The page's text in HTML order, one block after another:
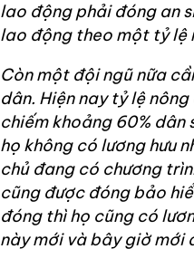
lao động phải đóng an
lao động theo một tỷ lệ
Còn một đội ngũ nữa
dân. Hiện nay tỷ lệ
chiếm khoảng 60% dân
họ không có lương hưu
chủ đang có chương
cũng được đóng bảo
đóng thì họ cũng có
này mới và bây giờ mới